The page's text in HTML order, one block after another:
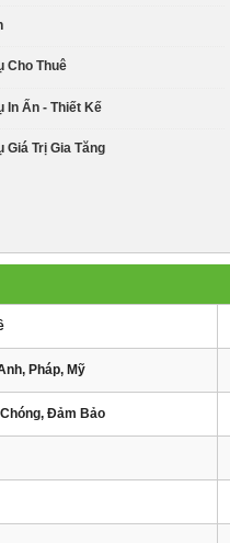
Cho Thuê
In Ấn - Thiết Kế
Giá Trị Gia Tăng
Pháp, Mỹ
Đảm Bảo